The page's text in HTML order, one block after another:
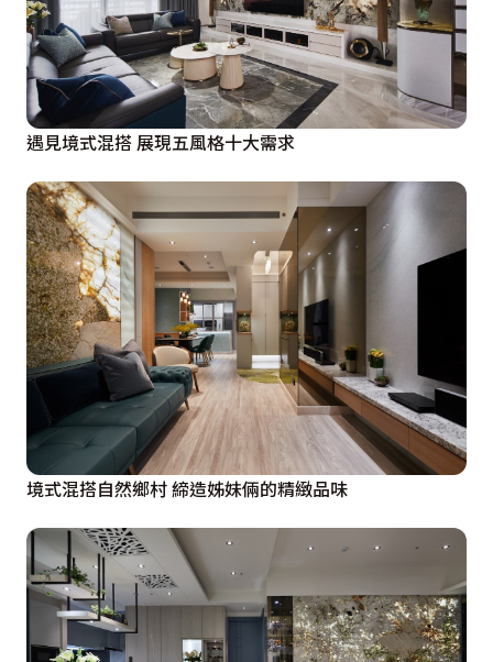
遇見境式混搭 展現五風格十大需求
境式混搭自然鄉村 締造姊妹倆的精緻品味